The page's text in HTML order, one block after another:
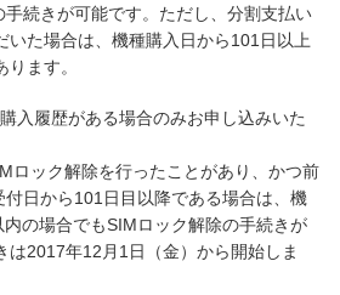
続きが可能です。ただし、分割支払い
いた場合は、機種購入日から101日以上
ます。
入履歴がある場合のみお申し込みいた
ロック解除を行ったことがあり、かつ前
日から101日目以降である場合は、機
の場合でもSIMロック解除の手続きが
は2017年12月1日（金）から開始しま